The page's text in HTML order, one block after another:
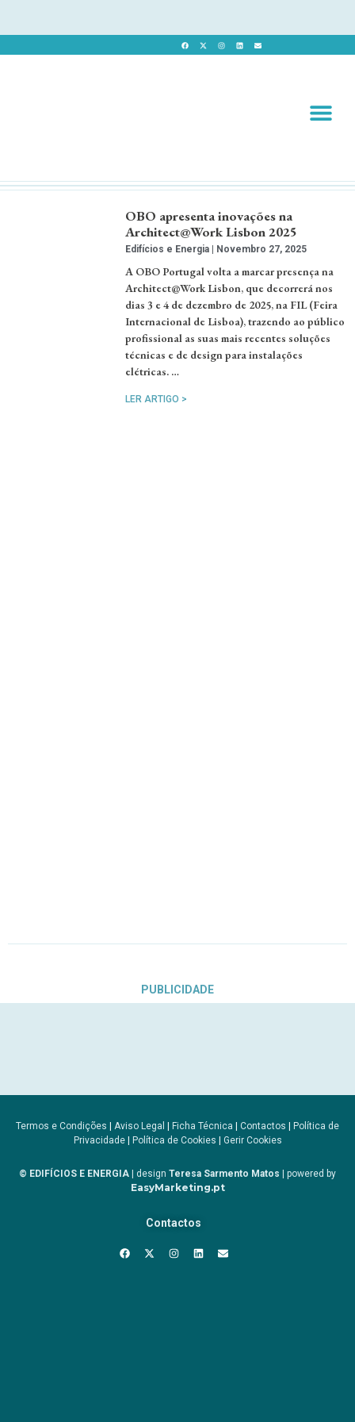
OBO apresenta inovações na
Architect@Work Lisbon 2025
Edifícios e Energia Novembro 27, 2025
A OBO Portugal volta a marcar presença na
Architect@Work Lisbon, que decorrerá nos
dias 3 e 4 de dezembro de 2025, na FIL (Feira
Internacional de Lisboa), trazendo ao público
profissional as suas mais recentes soluções
técnicas e de design para instalações
elétricas. …
LER ARTIGO >
PUBLICIDADE
Termos e Condições | Aviso Legal | Ficha Técnica | Contactos | Política de
Privacidade| Política de Cookies | Gerir Cookies
© EDIFÍCIOS E ENERGIA | design Teresa Sarmento Matos | powered by
EasyMarketing.pt
Contactos